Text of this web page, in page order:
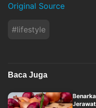
Original Source
#lifestyle
Baca Juga